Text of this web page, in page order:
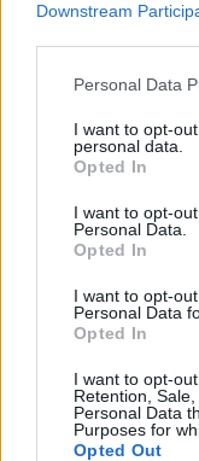
Downstream
Please note that
not limited to your
grant or deny
use your data for
consent section.
Personal Data
I want to opt-
personal data.
Opted In
I want to opt-
Personal Data.
Opted In
I want to opt-
Personal Data
Opted In
I want to opt-
Retention,
Personal Data
Purposes for
Opted Out
Οι αναλυτές
Ιράν, που έχει
μήνες, θα μπορούσε
5-10 δολάρια το
έστελνε παράλληλα
Προς το παρόν ο
Ανατολή θεωρείται
και προσωρινός.
που έχουν να
τα ρεζερβουάρ τους.